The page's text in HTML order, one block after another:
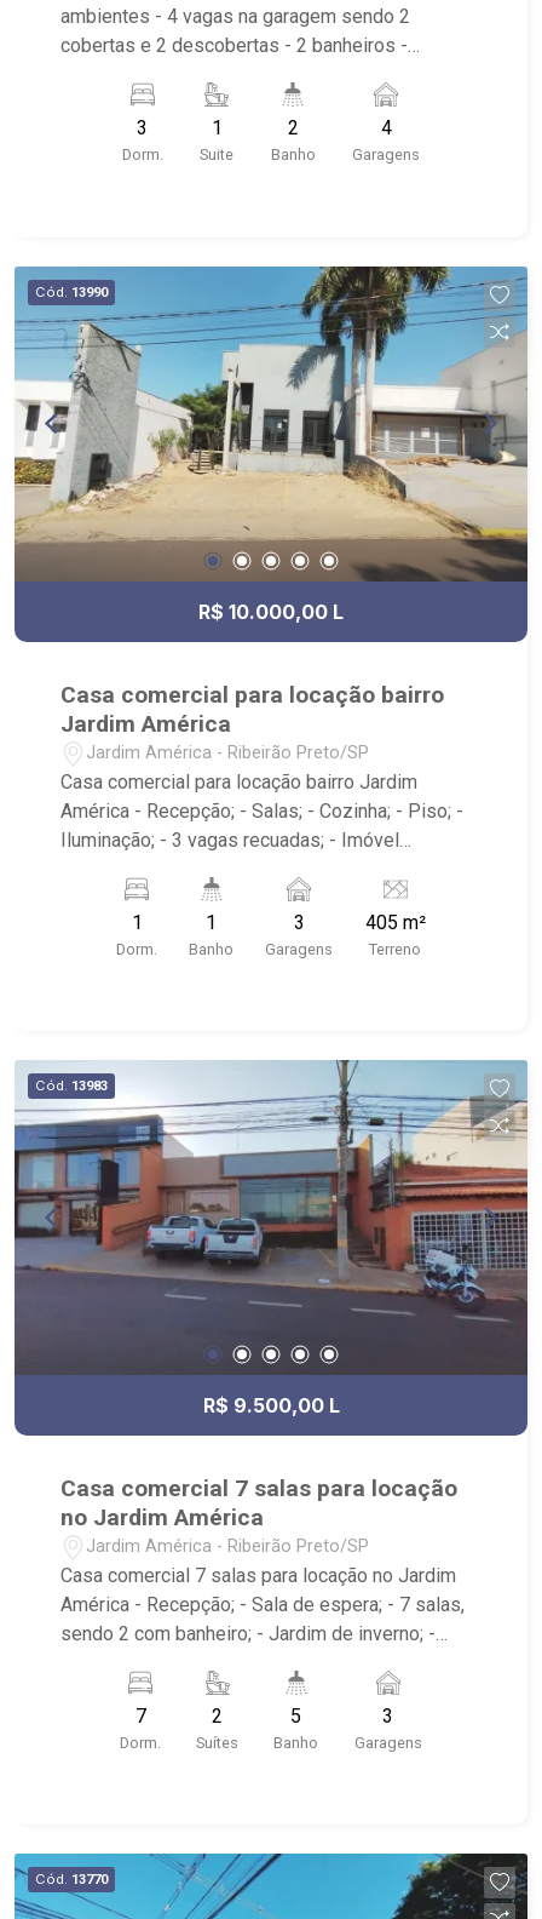
ambientes - 4 vagas na garagem sendo 2
cobertas e 2 descobertas - 2 banheiros -
Presidente Vargas
3
Dorm.
1
Suite
2
Banho
4
Garagens
Cód. 13990
R$ 10.000,00 L
Casa comercial para locação bairro
Jardim América
Jardim América - Ribeirão Preto/SP
Casa comercial para locação bairro Jardim
América - Recepção; - Salas; - Cozinha; - Piso; -
Iluminação; - 3 vagas recuadas; - Imóvel
encontro com Av. Maurílio Biagi e Parque
1
Dorm.
1
Banho
3
Garagens
405 m²
Terreno
Cód. 13983
R$ 9.500,00 L
Casa comercial 7 salas para locação
no Jardim América
Jardim América - Ribeirão Preto/SP
Casa comercial 7 salas para locação no Jardim
América - Recepção; - Sala de espera; - 7 salas,
sendo 2 com banheiro; - Jardim de inverno; -
com amplo salão e porta de vidro; - Próximo as
Avenidas Nove de Julho e Independência.
7
Dorm.
2
Suítes
5
Banho
3
Garagens
Cód. 13770